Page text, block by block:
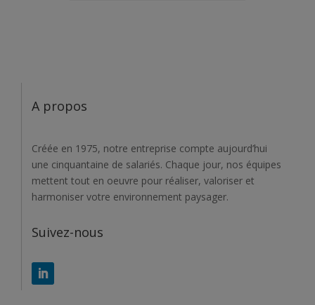
A propos
Créée en 1975, notre entreprise compte aujourd’hui
une cinquantaine de salariés. Chaque jour, nos équipes
mettent tout en oeuvre pour réaliser, valoriser et
harmoniser votre environnement paysager.
Suivez-nous